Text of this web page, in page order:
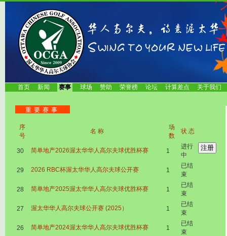
首页 新闻 赛事 球场 赞助 荣誉榜 论坛 计算差点 关于我们
重要赛事
序
号
名称
场
数
状态
30 简单地产2026渥太华华人高尔夫球优胜杯赛 1
进行
中
29 2026 RBC杯渥太华华人高尔夫球公开赛 1
已结
束
28 简单地产2025渥太华华人高尔夫球优胜杯赛 1
已结
束
27 渥太华华人高尔夫球公开赛 (2025） 1
已结
束
26 简单地产2024渥太华华人高尔夫球优胜杯赛 1
已结
束